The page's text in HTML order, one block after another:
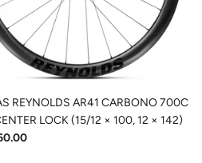
REYNOLDS AR41 CARBONO 700C
LOCK (15/12 × 100, 12 × 142)